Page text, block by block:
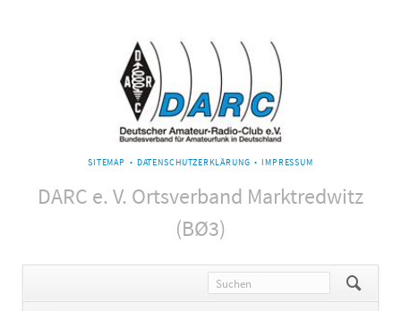
NAVIGATION
SITEMAP DATENSCHUTZERKLÄRUNG IMPRESSUM
DARC e. V. Ortsverband Marktredwitz
(BØ3)